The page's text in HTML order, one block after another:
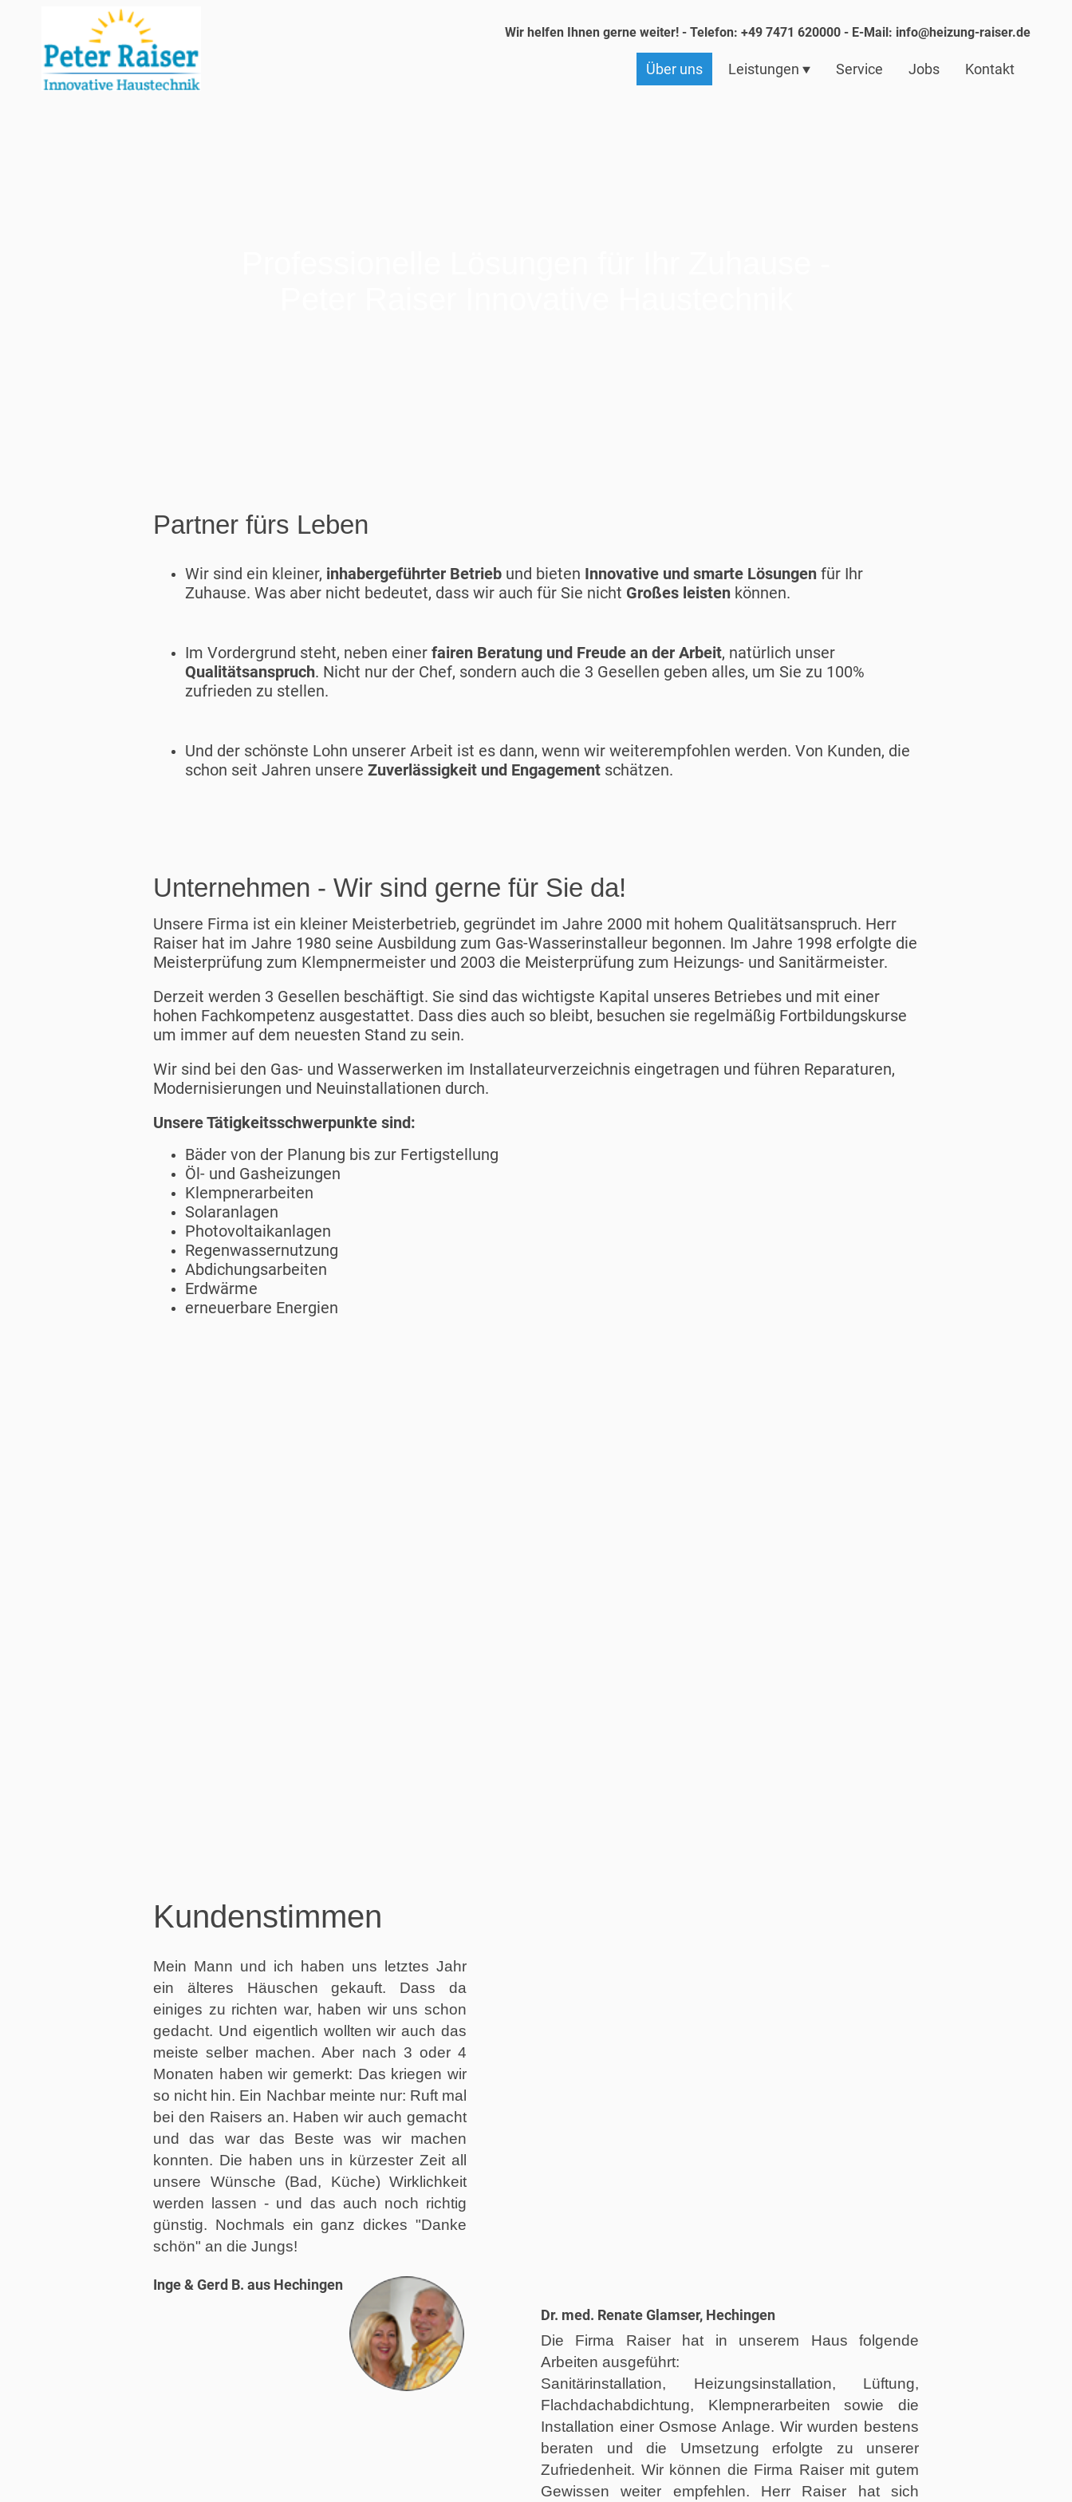
Wir helfen Ihnen gerne weiter! - Telefon: +49 7471 620000 - E-Mail: info@heizung-raiser.de
Über uns Leistungen Service Jobs Kontakt
Partner fürs Leben
Wir sind ein kleiner, inhabergeführter Betrieb und bieten Innovative und smarte Lösungen für Ihr
Zuhause. Was aber nicht bedeutet, dass wir auch für Sie nicht Großes leisten können.
Im Vordergrund steht, neben einer fairen Beratung und Freude an der Arbeit, natürlich unser
Qualitätsanspruch. Nicht nur der Chef, sondern auch die 3 Gesellen geben alles, um Sie zu 100%
zufrieden zu stellen.
Und der schönste Lohn unserer Arbeit ist es dann, wenn wir weiterempfohlen werden. Von Kunden, die
schon seit Jahren unsere Zuverlässigkeit und Engagement schätzen.
Unternehmen - Wir sind gerne für Sie da!
Unsere Firma ist ein kleiner Meisterbetrieb, gegründet im Jahre 2000 mit hohem Qualitätsanspruch. Herr
Raiser hat im Jahre 1980 seine Ausbildung zum Gas-Wasserinstalleur begonnen. Im Jahre 1998 erfolgte die
Meisterprüfung zum Klempnermeister und 2003 die Meisterprüfung zum Heizungs- und Sanitärmeister.
Derzeit werden 3 Gesellen beschäftigt. Sie sind das wichtigste Kapital unseres Betriebes und mit einer
hohen Fachkompetenz ausgestattet. Dass dies auch so bleibt, besuchen sie regelmäßig Fortbildungskurse
um immer auf dem neuesten Stand zu sein.
Wir sind bei den Gas- und Wasserwerken im Installateurverzeichnis eingetragen und führen Reparaturen,
Modernisierungen und Neuinstallationen durch.
Unsere Tätigkeitsschwerpunkte sind:
Bäder von der Planung bis zur Fertigstellung
Öl- und Gasheizungen
Klempnerarbeiten
Solaranlagen
Photovoltaikanlagen
Regenwassernutzung
Abdichungsarbeiten
Erdwärme
erneuerbare Energien
Kundenstimmen
Mein Mann und ich haben uns letztes Jahr
ein älteres Häuschen gekauft. Dass da
einiges zu richten war, haben wir uns schon
gedacht. Und eigentlich wollten wir auch das
meiste selber machen. Aber nach 3 oder 4
Monaten haben wir gemerkt: Das kriegen wir
so nicht hin. Ein Nachbar meinte nur: Ruft mal
bei den Raisers an. Haben wir auch gemacht
und das war das Beste was wir machen
konnten. Die haben uns in kürzester Zeit all
unsere Wünsche (Bad, Küche) Wirklichkeit
werden lassen - und das auch noch richtig
günstig. Nochmals ein ganz dickes "Danke
schön" an die Jungs!
Inge & Gerd B. aus Hechingen
Dr. med. Renate Glamser, Hechingen
Die Firma Raiser hat in unserem Haus folgende
Arbeiten ausgeführt:
Sanitärinstallation, Heizungsinstallation, Lüftung,
Flachdachabdichtung, Klempnerarbeiten sowie die
Installation einer Osmose Anlage. Wir wurden bestens
beraten und die Umsetzung erfolgte zu unserer
Zufriedenheit. Wir können die Firma Raiser mit gutem
Gewissen weiter empfehlen. Herr Raiser hat sich